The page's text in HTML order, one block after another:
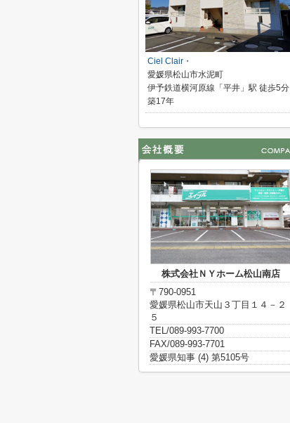
Ciel Clair・
愛媛県松山市水泥町
伊予鉄道横河原線「平井」駅 徒歩5分
築17年
株式会社ＮＹホーム松山南店
〒790-0951
愛媛県松山市天山３丁目１４－２
５
TEL/089-993-7700
FAX/089-993-7701
愛媛県知事 (4) 第5105号